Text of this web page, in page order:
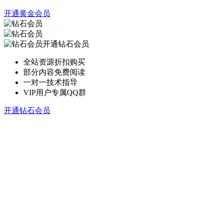
开通黄金会员
开通钻石会员
全站资源折扣购买
部分内容免费阅读
一对一技术指导
VIP用户专属QQ群
开通钻石会员